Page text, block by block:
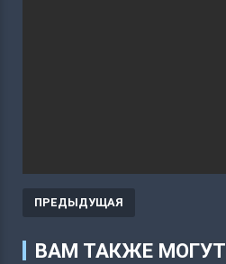
ПРЕДЫДУЩАЯ
ВАМ ТАКЖЕ МОГУТ